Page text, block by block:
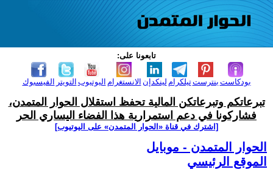
تابعونا على:
الفيسبوك التويتر اليوتيوب الانستغرام لينكدإن تيلكرامبنترست بودكاست
تبرعاتكم وتبرعاتكن المالية تحفظ استقلال الحوار المتمدن،
فشاركونا في دعم استمرارية هذا الفضاء اليساري الحر
[اشترك في قناة ‫«الحوار المتمدن» على اليوتيوب]
الحوار المتمدن - موبايل
الموقع الرئيسي